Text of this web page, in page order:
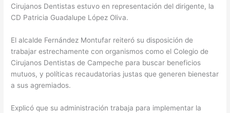
Cirujanos Dentistas estuvo en representación del dirigente, la
CD Patricia Guadalupe López Oliva.
El alcalde Fernández Montufar reiteró su disposición de
trabajar estrechamente con organismos como el Colegio de
Cirujanos Dentistas de Campeche para buscar beneficios
mutuos, y políticas recaudatorias justas que generen bienestar
a sus agremiados.
Explicó que su administración trabaja para implementar la